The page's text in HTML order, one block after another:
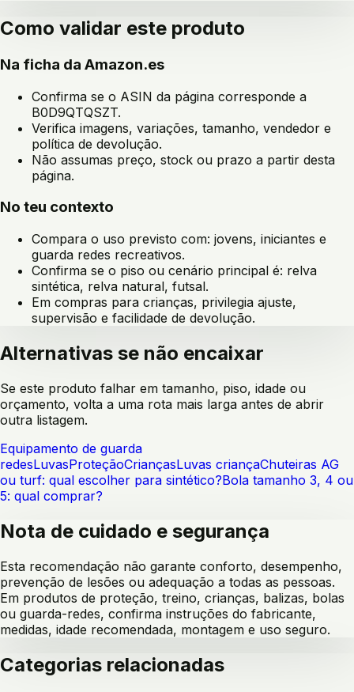
Como validar este produto
Na ficha da Amazon.es
Confirma se o ASIN da página corresponde a
B0D9QTQSZT.
Verifica imagens, variações, tamanho, vendedor e
política de devolução.
Não assumas preço, stock ou prazo a partir desta
página.
No teu contexto
Compara o uso previsto com: jovens, iniciantes e
guarda redes recreativos.
Confirma se o piso ou cenário principal é: relva
sintética, relva natural, futsal.
Em compras para crianças, privilegia ajuste,
supervisão e facilidade de devolução.
Alternativas se não encaixar
Se este produto falhar em tamanho, piso, idade ou
orçamento, volta a uma rota mais larga antes de abrir
outra listagem.
Equipamento de guarda
redesLuvasProteçãoCriançasLuvas criançaChuteiras AG
ou turf: qual escolher para sintético?Bola tamanho 3, 4 ou
5: qual comprar?
Nota de cuidado e segurança
Esta recomendação não garante conforto, desempenho,
prevenção de lesões ou adequação a todas as pessoas.
Em produtos de proteção, treino, crianças, balizas, bolas
ou guarda-redes, confirma instruções do fabricante,
medidas, idade recomendada, montagem e uso seguro.
Categorias relacionadas